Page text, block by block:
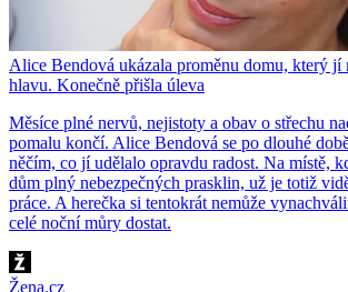
Alice Bendová ukázala proměnu domu, který jí
hlavu. Konečně přišla úleva
Měsíce plné nervů, nejistoty a obav o střechu
pomalu končí. Alice Bendová se po dlouhé
něčím, co jí udělalo opravdu radost. Na místě,
dům plný nebezpečných prasklin, už je totiž
práce. A herečka si tentokrát nemůže
celé noční můry dostat.
Žena.cz